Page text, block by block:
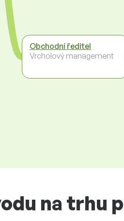
Obchodní ředitel
Vrcholový management
na trhu